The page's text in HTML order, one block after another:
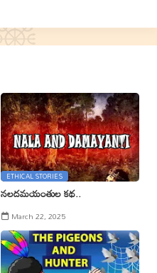
ETHICAL STORIES
నలదమయంతుల కథ..
March 22, 2025